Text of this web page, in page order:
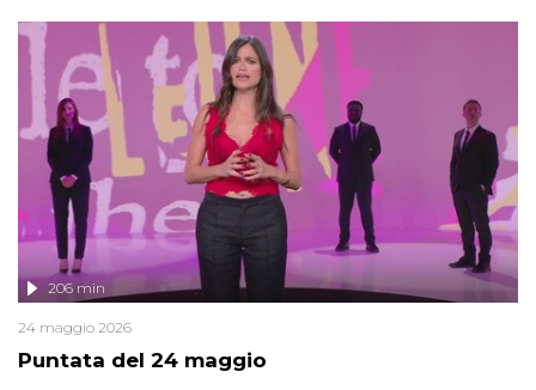
giudiziarie più discusse degli ultimi anni. Lo speciale ricostruisce la
vicenda mettendo in fila testimonianze, errori, dettagli
controversi e i protagonisti di un'indagine che sembra non avere
fine.
Puntata del 24 maggio
206 min
24 maggio 2026